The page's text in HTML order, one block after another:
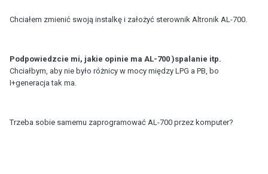
Chciałem zmienić swoją instalkę i założyć sterownik Altronik AL-700.
Podpowiedzcie mi, jakie opinie ma AL-700 )spalanie itp.
Chciałbym, aby nie było różnicy w mocy między LPG a PB, bo
I+generacja tak ma.
Trzeba sobie samemu zaprogramować AL-700 przez komputer?